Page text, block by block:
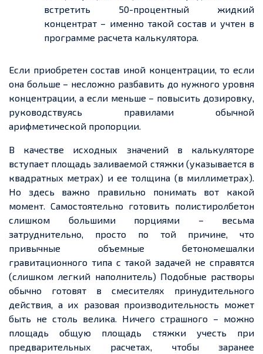
встретить 50-процентный жидкий
концентрат – именно такой состав и учтен в
программе расчета калькулятора.
Если приобретен состав иной концентрации, то если
она больше – несложно разбавить до нужного уровня
концентрации, а если меньше – повысить дозировку,
руководствуясь правилами обычной
арифметической пропорции.
В качестве исходных значений в калькуляторе
вступает площадь заливаемой стяжки (указывается в
квадратных метрах) и ее толщина (в миллиметрах).
Но здесь важно правильно понимать вот какой
момент. Самостоятельно готовить полистиролбетон
слишком большими порциями – весьма
затруднительно, просто по той причине, что
привычные объемные бетономешалки
гравитационного типа с такой задачей не справятся
(слишком легкий наполнитель) Подобные растворы
обычно готовят в смесителях принудительного
действия, а их разовая производительность может
быть не столь велика. Ничего страшного – можно
площадь общую площадь стяжки учесть при
предварительных расчетах, чтобы заранее